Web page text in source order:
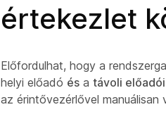
értekezlet
Előfordulhat, hogy a
helyi előadó és a távoli előadói
az érintővezérlővel